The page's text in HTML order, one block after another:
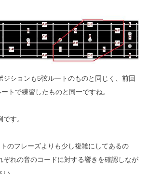
ジションも5弦ルートのものと同じく、前回
トで練習したものと同一ですね。
す。
のフレーズよりも少し複雑にしてあるの
ぞれの音のコードに対する響きを確認しなが